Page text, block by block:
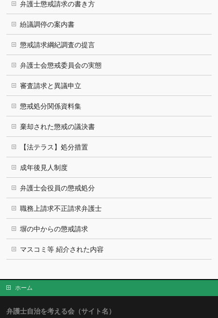
弁護士懲戒請求の書き方
紛議調停の案内書
懲戒請求綱紀調査の提言
弁護士会懲戒委員会の実態
審査請求と異議申立
懲戒処分関係資料集
棄却された懲戒の議決書
【法テラス】処分措置
成年後見人制度
弁護士会役員の懲戒処分
職務上請求不正請求弁護士
塀の中からの懲戒請求
マスコミ等 紹介された内容
ホーム
弁護士自治を考える会（サイト名）